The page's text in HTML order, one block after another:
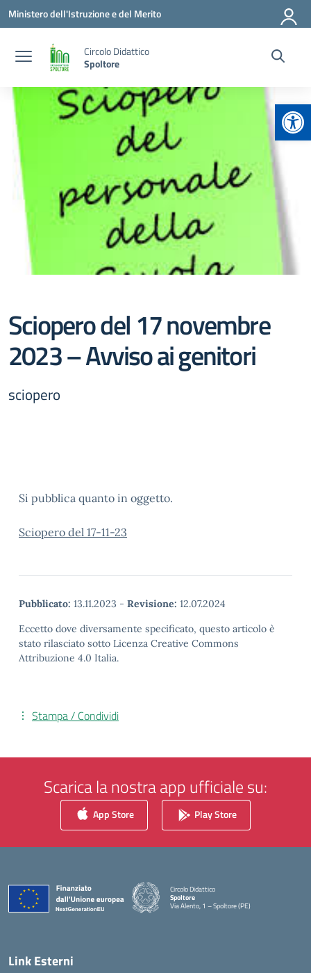
Vai ai contenuti
Vai al menu di navigazione
Vai al footer
Ministero dell'Istruzione e del Merito
Circolo Didattico
Spoltore
Sciopero del 17 novembre
2023 – Avviso ai genitori
sciopero
Si pubblica quanto in oggetto.
Sciopero del 17-11-23
Pubblicato: 13.11.2023 - Revisione: 12.07.2024
Eccetto dove diversamente specificato, questo articolo è
stato rilasciato sotto Licenza Creative Commons
Attribuzione 4.0 Italia.
Stampa / Condividi
Scarica la nostra app ufficiale su:
App Store Play Store
Circolo Didattico
Spoltore
Via Alento, 1 – Spoltore (PE)
— Visita la pagina iniziale della scuola
Link Esterni